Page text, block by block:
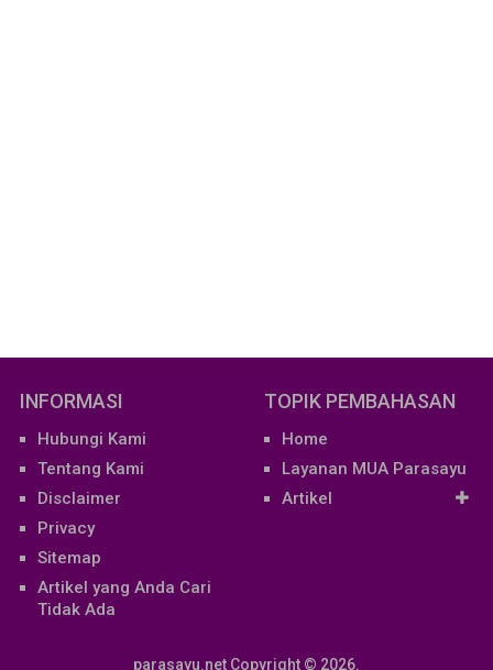
INFORMASI
Hubungi Kami
Tentang Kami
Disclaimer
Privacy
Sitemap
Artikel yang Anda Cari
Tidak Ada
TOPIK PEMBAHASAN
Home
Layanan MUA Parasayu
Artikel
parasayu.netCopyright © 2026.